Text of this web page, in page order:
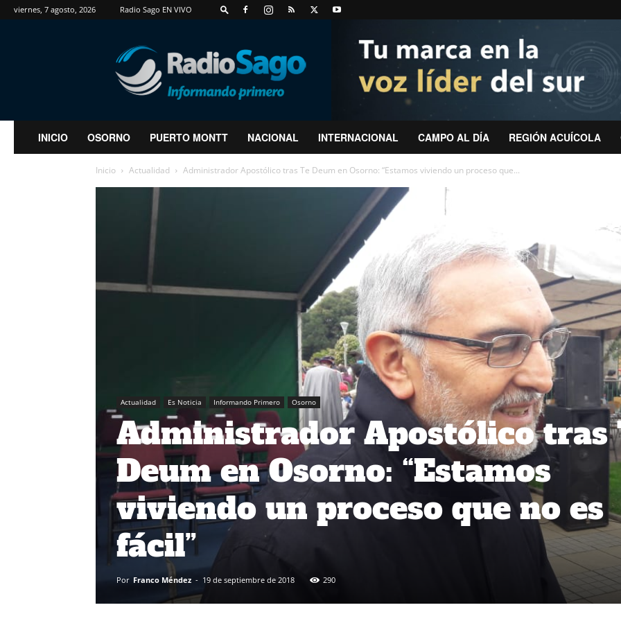
viernes, 7 agosto, 2026 Radio Sago EN VIVO
RadioSago
INICIO OSORNO PUERTO MONTT NACIONAL INTERNACIONAL CAMPO AL DÍA REGIÓN ACUÍCOLA
Inicio Actualidad Administrador Apostólico tras Te Deum en Osorno: “Estamos viviendo un proceso que...
Actualidad Es Noticia Informando Primero Osorno
Administrador Apostólico tras
Deum en Osorno: “Estamos
viviendo un proceso que no es
fácil”
Por Franco Méndez - 19 de septiembre de 2018 290